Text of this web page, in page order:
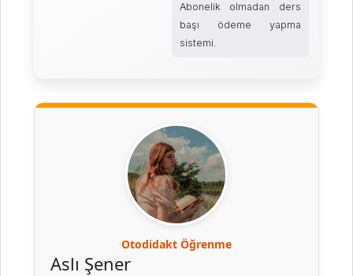
Abonelik olmadan ders
başı ödeme yapma
sistemi.
Otodidakt Öğrenme
Aslı Şener